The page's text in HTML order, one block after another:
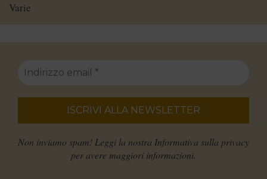
Varie
Non inviamo spam! Leggi la nostra Informativa sulla privacy
per avere maggiori informazioni.